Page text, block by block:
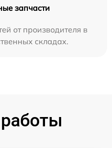
запчасти
от производителя в
складах.